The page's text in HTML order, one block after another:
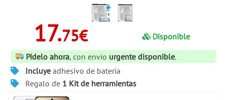
17.75€
Disponible
Pídelo ahora, con envío urgente disponible.
Incluyeadhesivo de batería
Regalo de 1 Kit de herramientas